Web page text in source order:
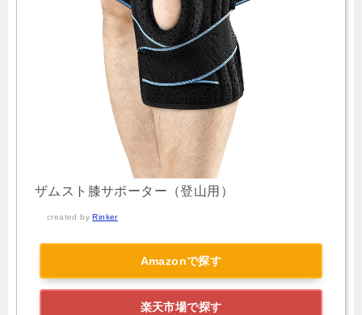
ザムスト膝サポーター（登山用）
created byRinker
Amazonで探す
楽天市場で探す